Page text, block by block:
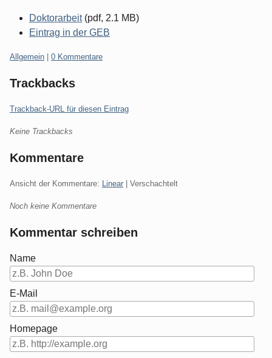
Doktorarbeit(pdf, 2.1 MB)
Eintrag in der GEB
Kategorien:
Allgemein 0 Kommentare
Trackbacks
Trackback-URL für diesen Eintrag
Keine Trackbacks
Kommentare
Ansicht der Kommentare: Linear | Verschachtelt
Noch keine Kommentare
Kommentar schreiben
Name
E-Mail
Homepage